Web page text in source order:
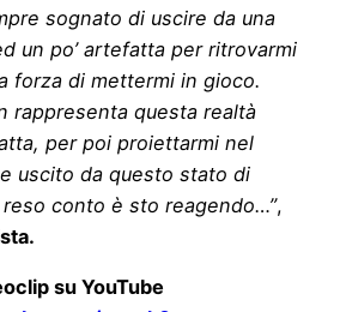
sognato di uscire da una
un po’ artefatta per ritrovarmi
forza di mettermi in gioco.
rappresenta questa realtà
per poi proiettarmi nel
uscito da questo stato di
conto è sto reagendo…”,
su YouTube